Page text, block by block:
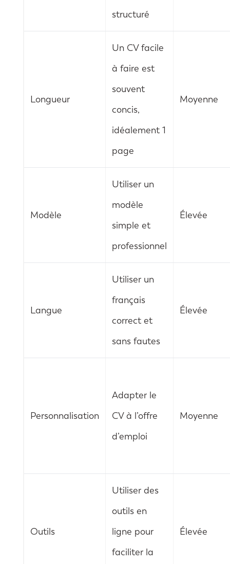
structuré
Longueur
Un CV facile
à faire est
souvent
concis,
idéalement 1
page
Moyenne
Modèle
Utiliser un
modèle
simple et
professionnel
Élevée
Langue
Utiliser un
français
correct et
sans fautes
Élevée
Personnalisation
Adapter le
CV à l’offre
d’emploi
Moyenne
Outils
Utiliser des
outils en
ligne pour
faciliter la
Élevée